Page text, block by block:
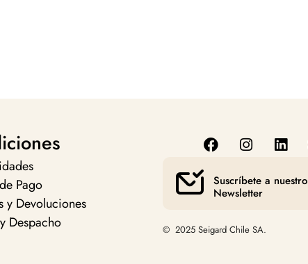
Pago
y Devoluciones
Despacho
Suscríbete a nuestro
Newsletter
© 2025 Seigard Chile SA.